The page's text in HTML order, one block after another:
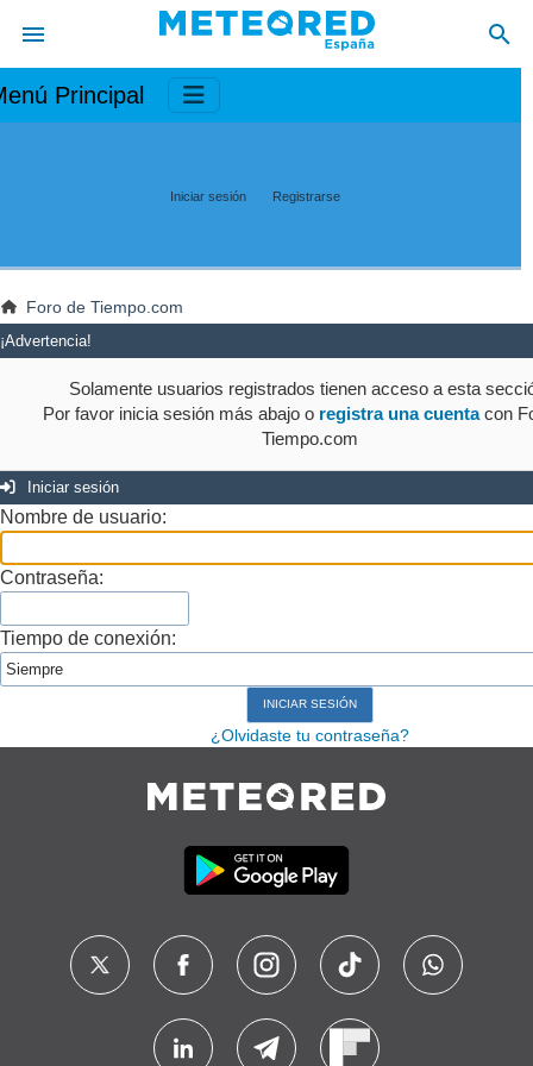
Principal
Iniciar sesión Registrarse
Foro de Tiempo.com
¡Advertencia!
Solamente usuarios registrados tienen acceso a esta
Por favor inicia sesión más abajo o registra una cuentacon
Tiempo.com
Iniciar sesión
Nombre de usuario:
Contraseña:
Tiempo de conexión:
¿Olvidaste tu contraseña?